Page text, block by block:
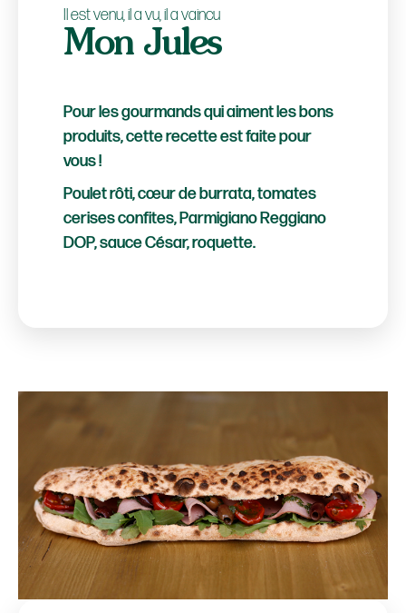
Il est venu, il a vu, il a vaincu
Mon Jules
Pour les gourmands qui aiment les bons
produits, cette recette est faite pour
vous !
Poulet rôti, cœur de burrata, tomates
cerises confites, Parmigiano Reggiano
DOP, sauce César, roquette.